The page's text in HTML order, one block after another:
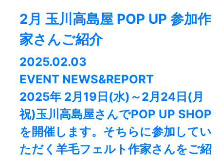
2月 玉川高島屋 POP UP 参加作
家さんご紹介
2025.02.03
EVENT NEWS&REPORT
2025年 2月19日(水)～2月24日(月
祝)玉川高島屋さんでPOP UP SHOP
を開催します。そちらに参加してい
ただく羊毛フェルト作家さんをご紹